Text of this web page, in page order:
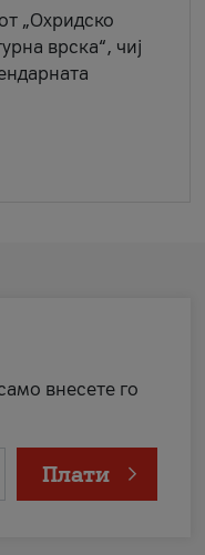
„Охридско
врска“, чиј
внесете го
Плати